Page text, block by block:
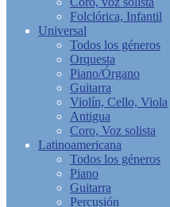
Folclórica, Infantil
Universal
Todos los géneros
Orquesta
Piano/Órgano
Guitarra
Violín, Cello, Viola
Antigua
Coro, Voz solista
Latinoamericana
Todos los géneros
Piano
Guitarra
Percusión